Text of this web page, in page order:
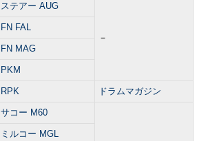
ステアー AUG
－
FN FAL
FN MAG
PKM
RPK ドラムマガジン
サコー M60
ミルコー MGL